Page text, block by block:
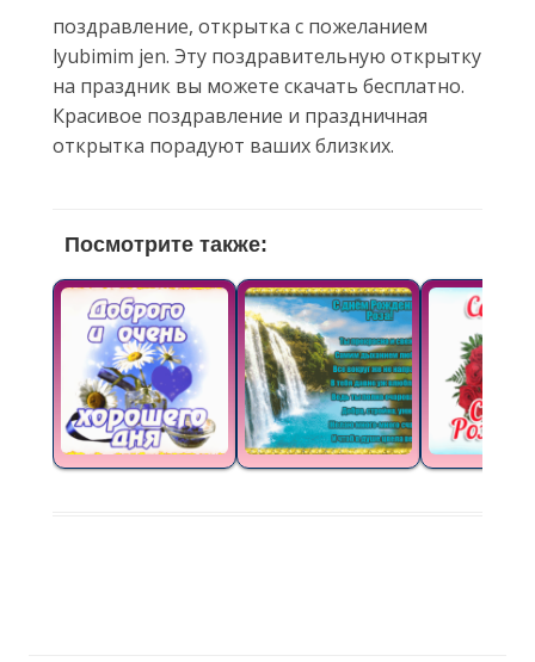
поздравление, открытка с пожеланием
lyubimim jen. Эту поздравительную открытку
на праздник вы можете скачать бесплатно.
Красивое поздравление и праздничная
открытка порадуют ваших близких.
Посмотрите также: